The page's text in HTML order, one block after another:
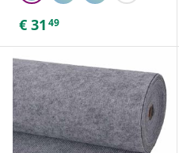
€ 31 49